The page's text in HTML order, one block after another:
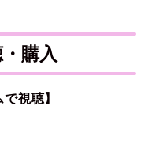
購入
視聴】